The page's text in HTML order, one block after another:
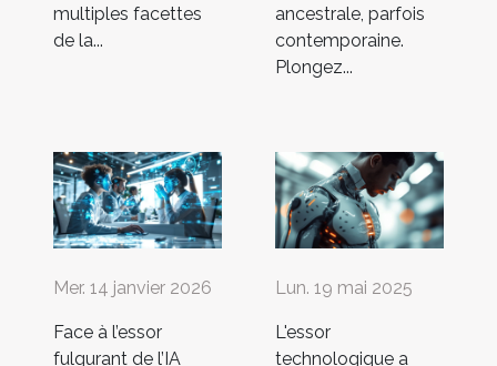
multiples facettes
de la...
ancestrale, parfois
contemporaine.
Plongez...
Mer. 14 janvier 2026
Face à l’essor
fulgurant de l’IA
Lun. 19 mai 2025
L'essor
technologique a